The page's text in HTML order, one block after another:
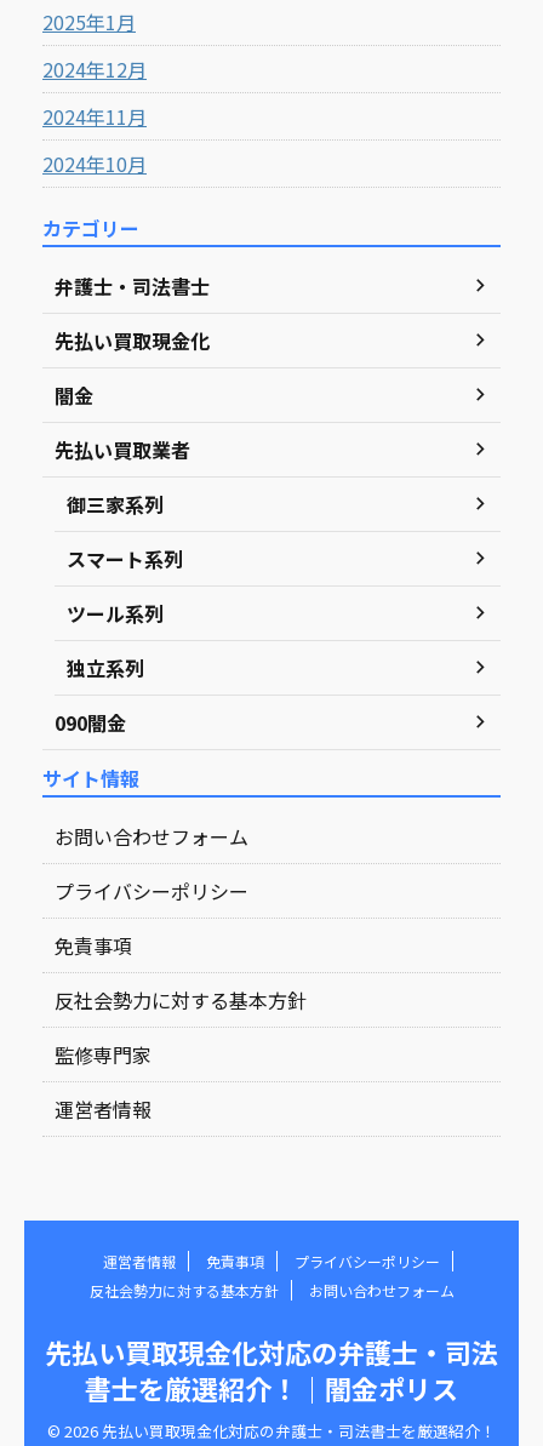
2025年1月
2024年12月
2024年11月
2024年10月
カテゴリー
弁護士・司法書士
先払い買取現金化
闇金
先払い買取業者
御三家系列
スマート系列
ツール系列
独立系列
090闇金
サイト情報
お問い合わせフォーム
プライバシーポリシー
免責事項
反社会勢力に対する基本方針
監修専門家
運営者情報
運営者情報 免責事項
プライバシーポリシー
反社会勢力に対する基本方針
お問い合わせフォーム
先払い買取現金化対応の弁護士・司法
書士を厳選紹介！｜闇金ポリス
© 2026 先払い買取現金化対応の弁護士・司法書士を厳選紹介！